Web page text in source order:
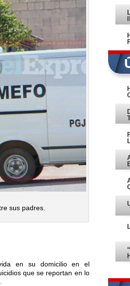
sus padres.
en su domicilio en el
que se reportan en lo